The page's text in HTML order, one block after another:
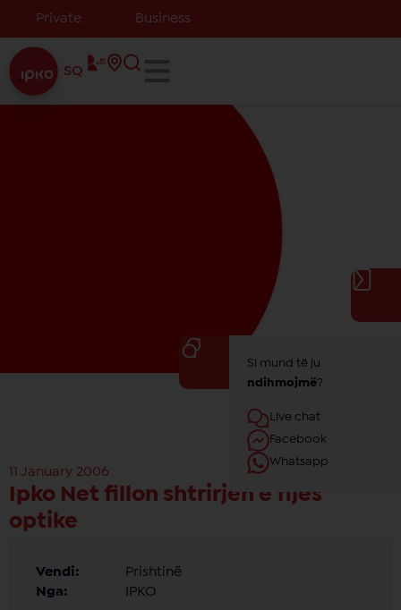
Private Business
SQ
11 January 2006
Ipko Net fillon shtrirjen e fijes
optike
Vendi:
Prishtinë
Nga:
IPKO
Si mund të ju
ndihmojmë?
Live chat
Facebook
Whatsapp